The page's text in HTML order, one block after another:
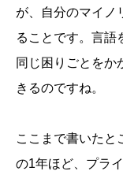
が、自分のマイノ
ることです。言語
同じ困りごとをか
きるのですね。
ここまで書いたと
の1年ほど、プラ